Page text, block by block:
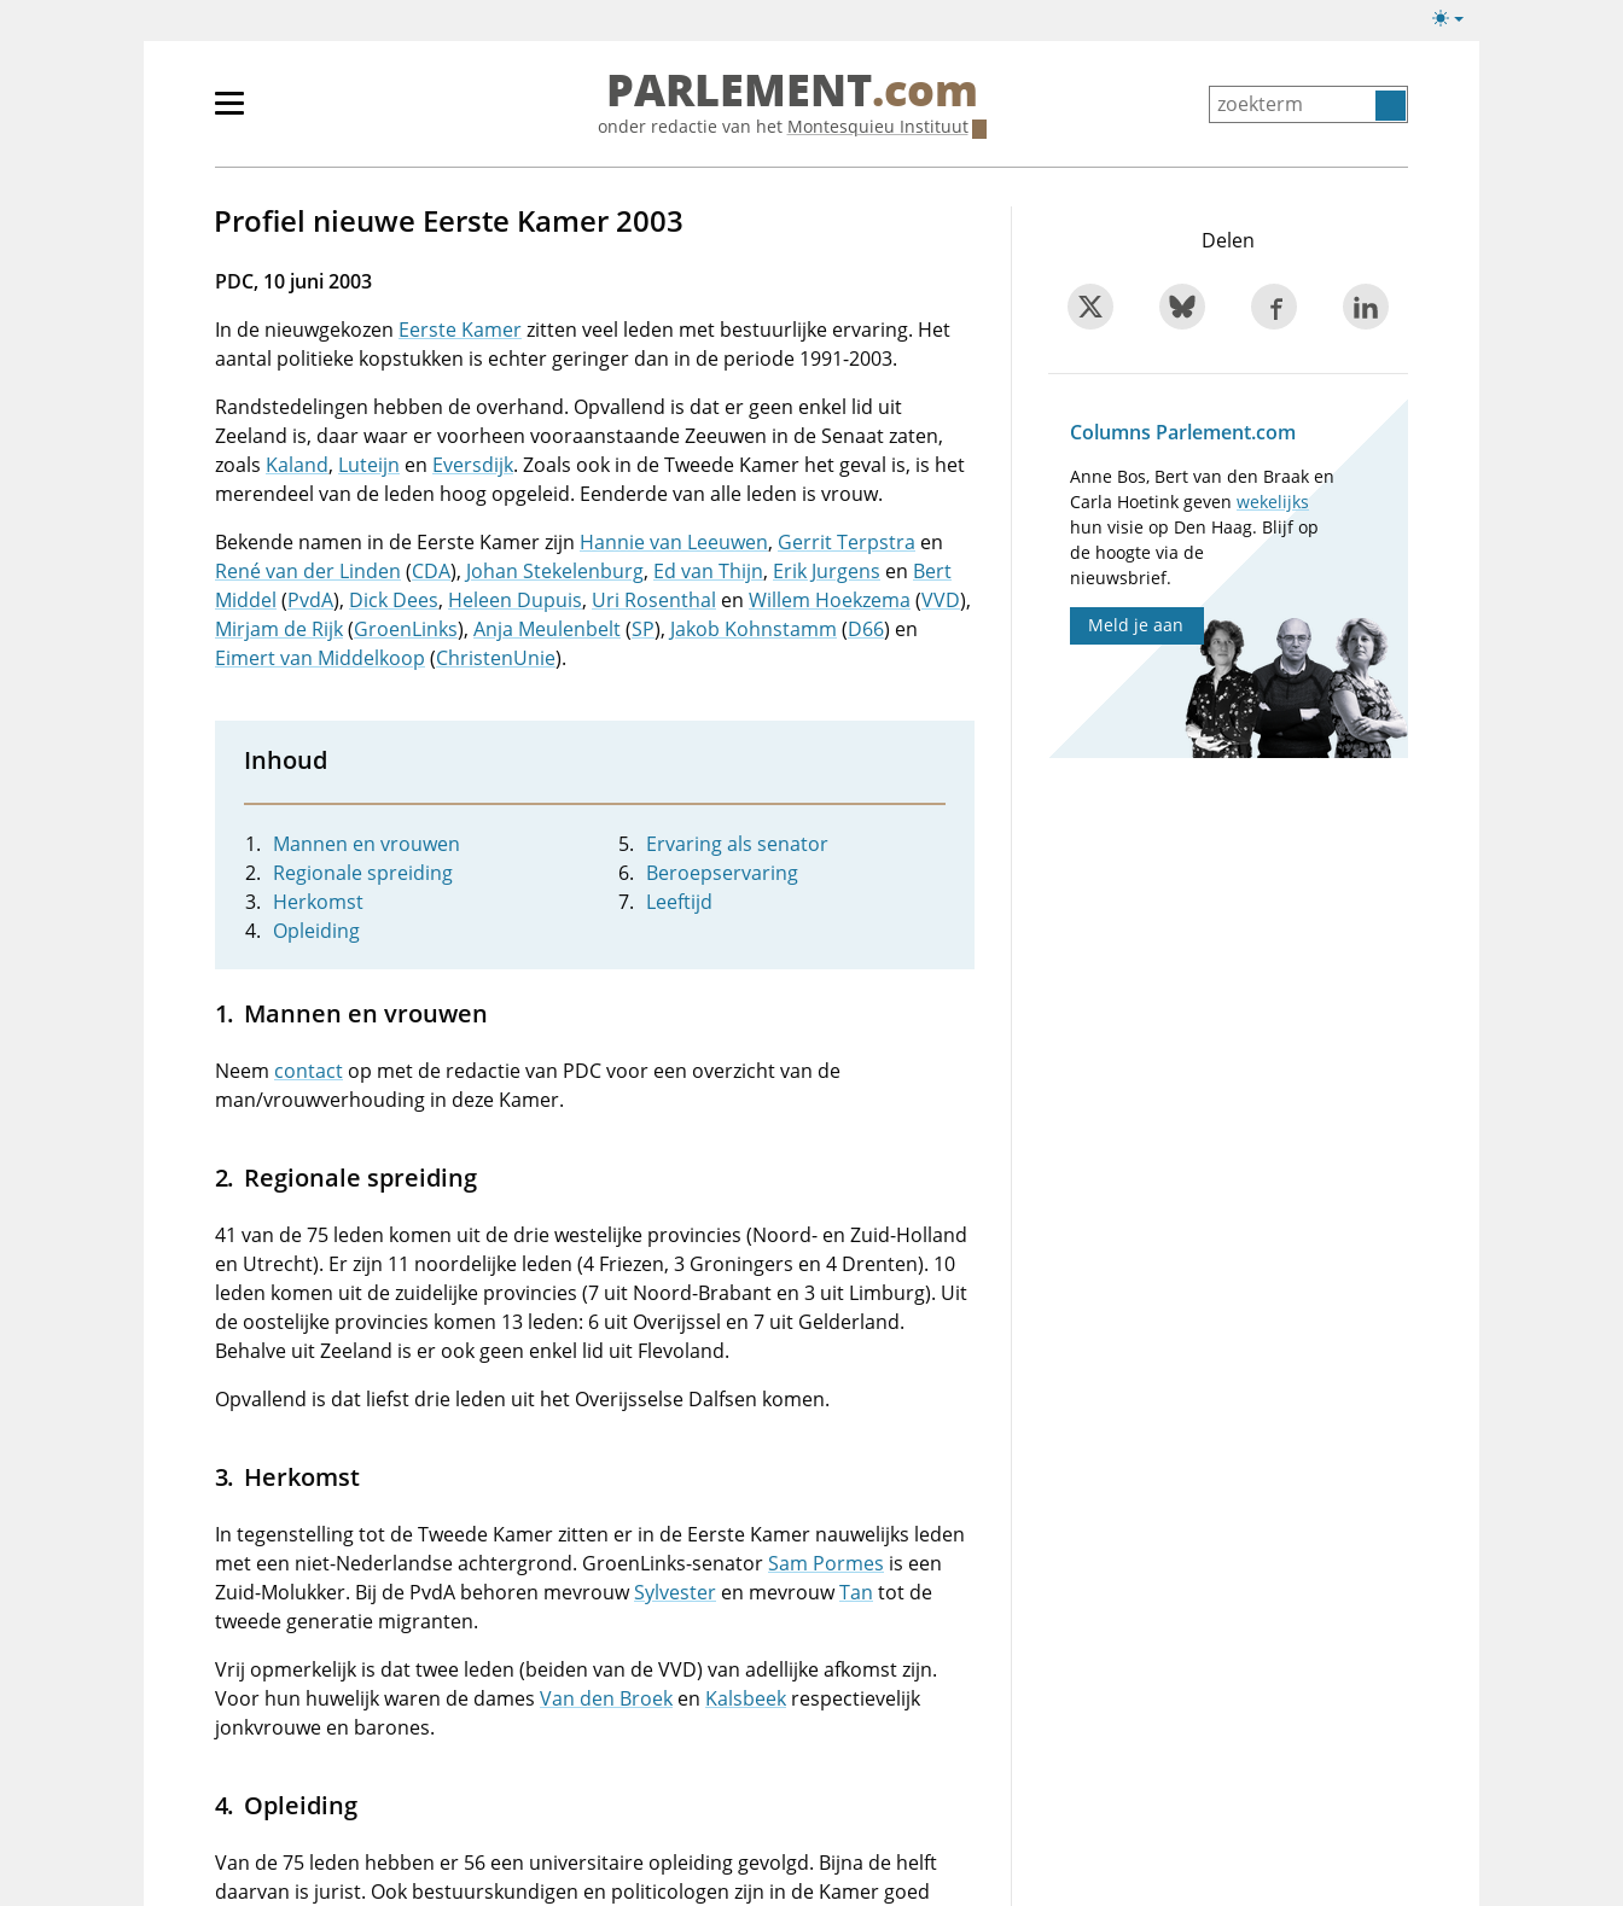
Lichte/donkere
Primair
tonen/verbergen
PARLEMENT.com
onder redactie van het Montesquieu Instituut
Profiel nieuwe Eerste Kamer 2003
PDC, 10 juni 2003
In de nieuwgekozen Eerste Kamerzitten veel leden met bestuurlijke ervaring. Het
aantal politieke kopstukken is echter geringer dan in de periode 1991-2003.
Randstedelingen hebben de overhand. Opvallend is dat er geen enkel lid uit
Zeeland is, daar waar er voorheen vooraanstaande Zeeuwen in de Senaat zaten,
zoals Kaland, Luteijn en Eversdijk. Zoals ook in de Tweede Kamer het geval is, is het
merendeel van de leden hoog opgeleid. Eenderde van alle leden is vrouw.
Bekende namen in de Eerste Kamer zijn Hannie van Leeuwen, Gerrit Terpstra en
René van der Linden (CDA), Johan Stekelenburg, Ed van Thijn, Erik Jurgens en Bert
Middel (PvdA), Dick Dees, Heleen Dupuis, Uri Rosenthal en Willem Hoekzema (VVD),
Mirjam de Rijk(GroenLinks), Anja Meulenbelt(SP), Jakob Kohnstamm (D66) en
Eimert van Middelkoop (ChristenUnie).
Inhoud
Mannen en vrouwen
Regionale spreiding
Herkomst
Opleiding
Ervaring als senator
Beroepservaring
Leeftijd
Mannen en vrouwen
Neem contact op met de redactie van PDC voor een overzicht van de
man/vrouwverhouding in deze Kamer.
Regionale spreiding
41 van de 75 leden komen uit de drie westelijke provincies (Noord- en Zuid-Holland
en Utrecht). Er zijn 11 noordelijke leden (4 Friezen, 3 Groningers en 4 Drenten). 10
leden komen uit de zuidelijke provincies (7 uit Noord-Brabant en 3 uit Limburg). Uit
de oostelijke provincies komen 13 leden: 6 uit Overijssel en 7 uit Gelderland.
Behalve uit Zeeland is er ook geen enkel lid uit Flevoland.
Opvallend is dat liefst drie leden uit het Overijsselse Dalfsen komen.
Herkomst
In tegenstelling tot de Tweede Kamer zitten er in de Eerste Kamer nauwelijks leden
met een niet-Nederlandse achtergrond. GroenLinks-senatorSam Pormes is een
Zuid-Molukker. Bij de PvdA behoren mevrouwSylvester en mevrouwTan tot de
tweede generatie migranten.
Vrij opmerkelijk is dat twee leden (beiden van de VVD) van adellijke afkomst zijn.
Voor hun huwelijk waren de dames Van den Broek en Kalsbeek respectievelijk
jonkvrouwe en barones.
Opleiding
Van de 75 leden hebben er 56 een universitaire opleiding gevolgd. Bijna de helft
daarvan is jurist. Ook bestuurskundigen en politicologen zijn in de Kamer goed
Delen
Columns Parlement.com
Anne Bos, Bert van den Braak en
Carla Hoetink gevenwekelijks
hun visie op Den Haag. Blijf op
de hoogte via de
nieuwsbrief.
Meld je aan